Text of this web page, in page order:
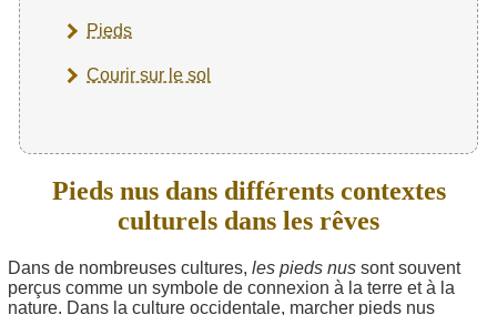
Pieds
Courir sur le sol
Pieds nus dans différents contextes
culturels dans les rêves
Dans de nombreuses cultures, les pieds nus sont souvent
perçus comme un symbole de connexion à la terre et à la
nature. Dans la culture occidentale, marcher pieds nus